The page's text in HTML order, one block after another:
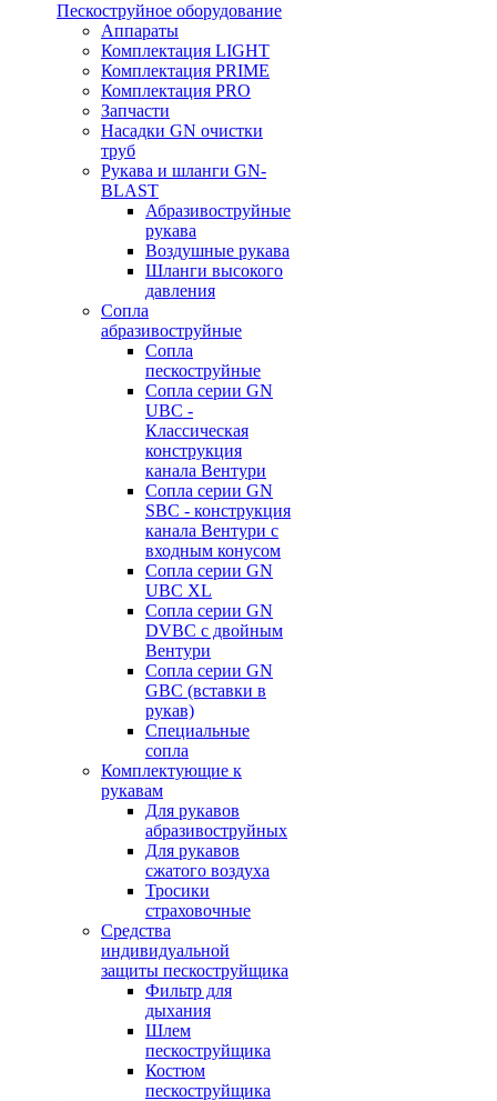
Пескоструйное оборудование
Аппараты
Комплектация LIGHT
Комплектация PRIME
Комплектация PRO
Запчасти
Насадки GN очистки
труб
Рукава и шланги GN-
BLAST
Абразивоструйные
рукава
Воздушные рукава
Шланги высокого
давления
Сопла
абразивоструйные
Сопла
пескоструйные
Сопла серии GN
UBC -
Классическая
конструкция
канала Вентури
Сопла серии GN
SBC - конструкция
канала Вентури c
входным конусом
Сопла серии GN
UBC XL
Сопла серии GN
DVBC с двойным
Вентури
Сопла серии GN
GBC (вставки в
рукав)
Специальные
сопла
Комплектующие к
рукавам
Для рукавов
абразивоструйных
Для рукавов
сжатого воздуха
Тросики
страховочные
Средства
индивидуальной
защиты пескоструйщика
Фильтр для
дыхания
Шлем
пескоструйщика
Костюм
пескоструйщика